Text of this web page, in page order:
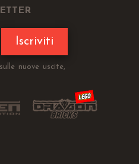
Iscriviti
nuove uscite,